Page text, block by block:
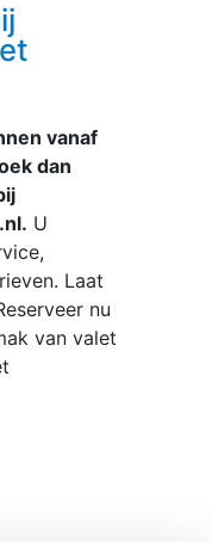
vanaf
dan
U
Laat
nu
van valet